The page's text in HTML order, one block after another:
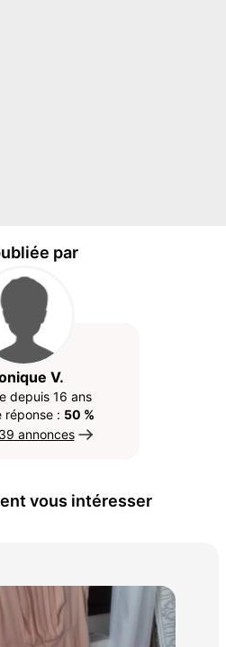
par
V.
depuis 16 ans
réponse : 50 %
annonces
vous intéresser